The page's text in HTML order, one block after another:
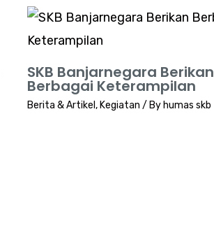
SKB Banjarnegara Berikan
Berbagai Keterampilan
Berita & Artikel , Kegiatan / By humas skb